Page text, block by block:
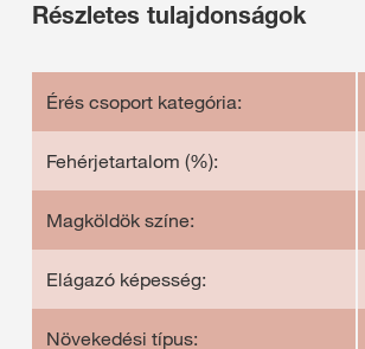
Részletes tulajdonságok
Érés csoport kategória:
Fehérjetartalom (%):
Magköldök színe:
Elágazó képesség:
Növekedési típus: